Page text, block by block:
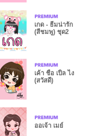
เกด - ธีมน่ารัก
(สีชมพู) ชุด2
เค้า ชื่อ เปิ้ล ไง
(สวัสดี)
ออเจ้า เมย์